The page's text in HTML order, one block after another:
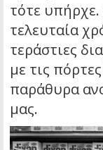
τότε
τελευταία
τεράστιες
με τις
παράθυρα
μας.